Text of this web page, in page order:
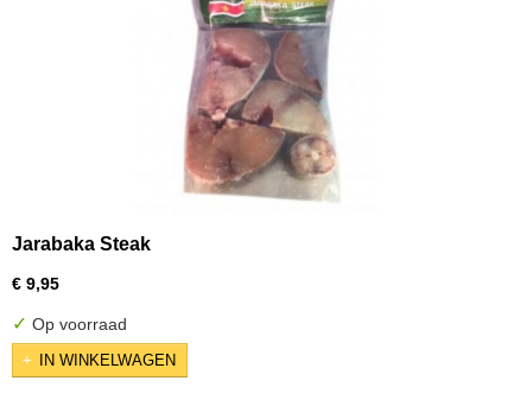
Jarabaka Steak
€ 9,95
✓ Op voorraad
IN WINKELWAGEN